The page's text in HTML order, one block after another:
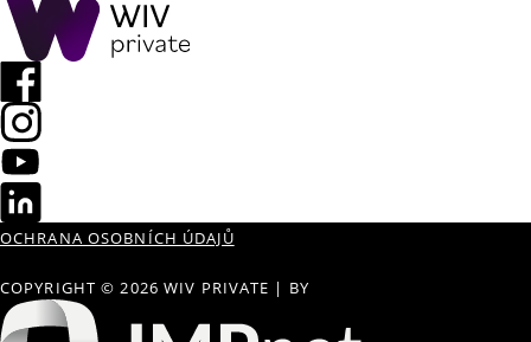
OCHRANA OSOBNÍCH ÚDAJŮ
COPYRIGHT © 2026 WIV PRIVATE | BY